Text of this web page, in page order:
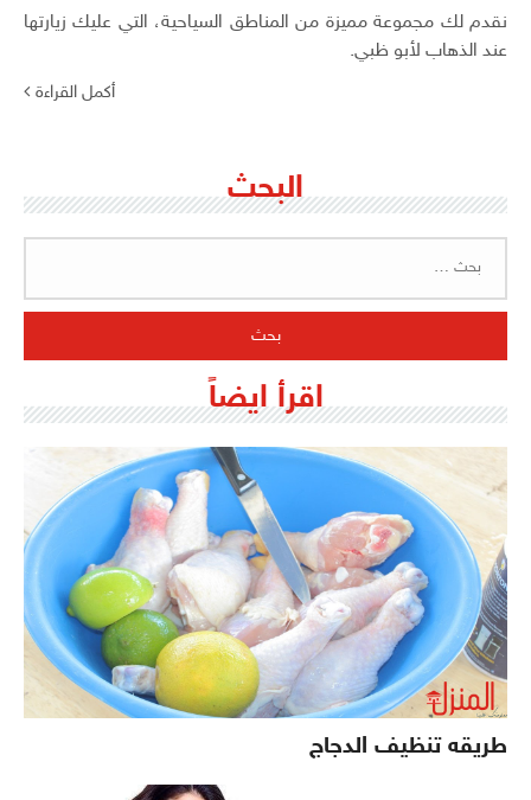
نقدم لك مجموعة مميزة من المناطق السياحية، التي عليك زيارتها
عند الذهاب لأبو ظبي.
أكمل القراءة
البحث
اقرأ ايضاً
طريقه تنظيف الدجاج